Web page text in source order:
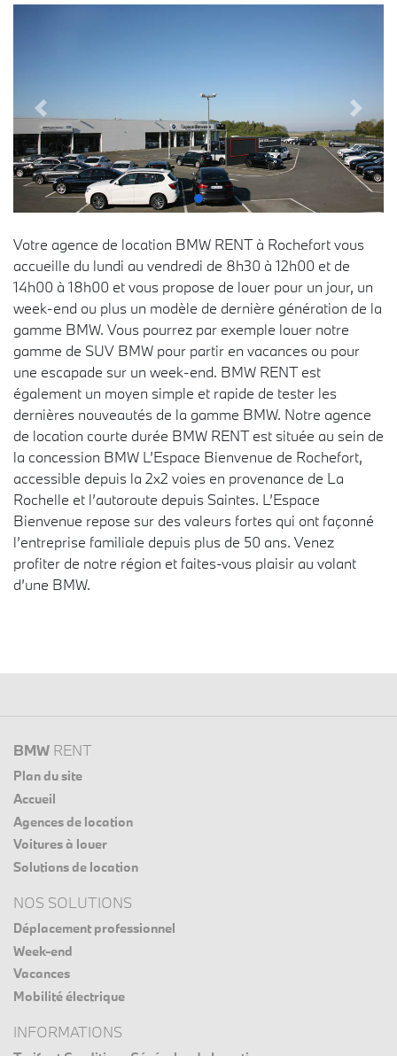
Votre agence de location BMW RENT à Rochefort vous
accueille du lundi au vendredi de 8h30 à 12h00 et de
14h00 à 18h00 et vous propose de louer pour un jour, un
week-end ou plus un modèle de dernière génération de la
gamme BMW. Vous pourrez par exemple louer notre
gamme de SUV BMW pour partir en vacances ou pour
une escapade sur un week-end. BMW RENT est
également un moyen simple et rapide de tester les
dernières nouveautés de la gamme BMW. Notre agence
de location courte durée BMW RENT est située au sein de
la concession BMW L’Espace Bienvenue de Rochefort,
accessible depuis la 2x2 voies en provenance de La
Rochelle et l’autoroute depuis Saintes. L’Espace
Bienvenue repose sur des valeurs fortes qui ont façonné
l’entreprise familiale depuis plus de 50 ans. Venez
profiter de notre région et faites-vous plaisir au volant
d’une BMW.
BMW RENT
Plan du site
Accueil
Agences de location
Voitures à louer
Solutions de location
NOS SOLUTIONS
Déplacement professionnel
Week-end
Vacances
Mobilité électrique
INFORMATIONS